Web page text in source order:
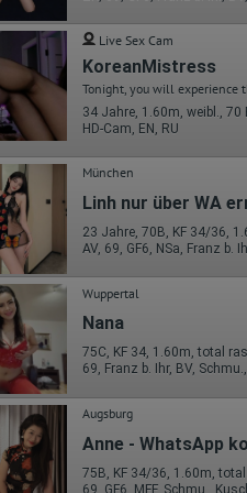
oder hat er sie komplett verlassen?
Wie lange blieb der Besucher?
der Verarbeitung:
Union & USA
nutzen Hotjar als
das Benutzerverhalten zu
Umfragen und
sind, von Ihnen
Limited, Malta
Daten:
Datum und Uhrzeit des Besuchs
Gerätetyp
Geografischer Standort
IP-Adresse
Mausbewegungen
Besuchte Seiten
Referrer URL
Bildschirmauflösung
Eindeutige Gerätekennung
Sprachinformationen
Live Sex Cam
KoreanMistress
Tonight, you will experience
34 Jahre, 1.60m, weibl., 70
HD-Cam, EN, RU
München
Linh nur über WA
23 Jahre, 70B, KF 34/36,
AV, 69, GF6, NSa, Franz b.
Wuppertal
Nana
75C, KF 34, 1.60m, total
69, Franz b. Ihr, BV,
Augsburg
Anne - WhatsApp
75B, KF 34/36, 1.60m,
69, GF6, MFF, Schmu.,